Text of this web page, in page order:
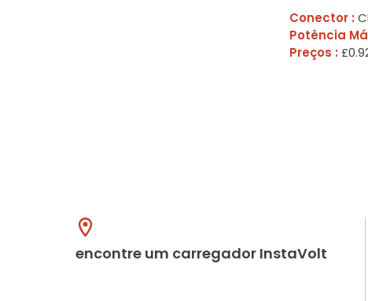
Conector :
Potência
Preços :
encontre um carregador InstaVolt